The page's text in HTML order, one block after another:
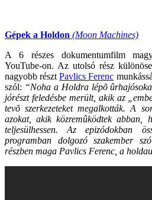
Gépek a Holdon (Moon Machines)
A 6 részes dokumentumfilm
YouTube-on. Az utolsó rész
nagyobb résztPavlics Ferenc
szól: “Noha a Holdra lépõ
jórészt feledésbe merült, akik az
tevõ szerkezeteket megalkották. A
azokat, akik közremûködtek abban,
teljesülhessen. Az epizódokban
programban dolgozó szakember
részben maga Pavlics Ferenc, a